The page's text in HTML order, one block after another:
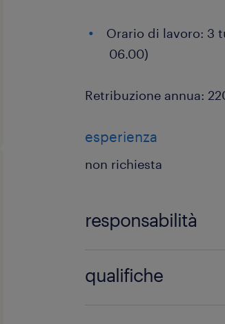
Orario di lavoro: 3
06.00)
Retribuzione annua:
esperienza
non richiesta
responsabilità
qualifiche